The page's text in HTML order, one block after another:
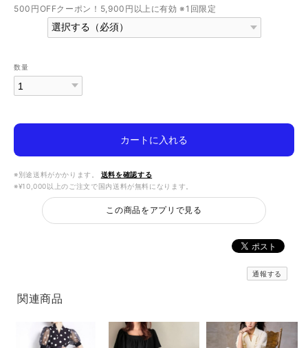
500円OFFクーポン！5,900円以上に有効 ※1回限定
数量
カートに入れる
※別途送料がかかります。
送料を確認する
※¥10,000以上のご注文で国内送料が無料になります。
この商品をアプリで見る
通報する
関連商品